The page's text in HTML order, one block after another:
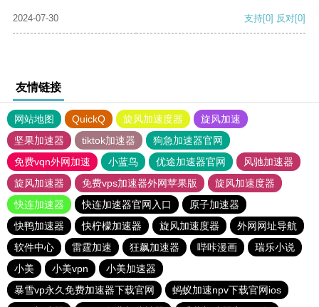
2024-07-30 支持[0] 反对[0]
友情链接
网站地图 QuickQ 旋风加速度器
旋风加速
坚果加速器
tiktok加速器
狗急加速器官网
免费vqn外网加速
小蓝鸟 优途加速器官网
风驰加速器
旋风加速器
免费vps加速器外网苹果版
旋风加速度器
快连加速器
快连加速器官网入口
原子加速器
快鸭加速器
快柠檬加速器 旋风加速度器
外网网址导航
软件中心
雷霆加速 狂飙加速器 哔咔漫画
瑞乐小说
小美
小美vpn
小美加速器
暴雪vp永久免费加速器下载官网
蚂蚁加速npv下载官网ios